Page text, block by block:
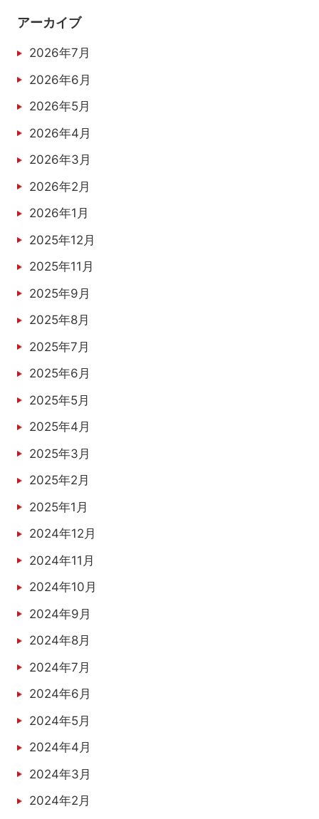
アーカイブ
2026年7月
2026年6月
2026年5月
2026年4月
2026年3月
2026年2月
2026年1月
2025年12月
2025年11月
2025年9月
2025年8月
2025年7月
2025年6月
2025年5月
2025年4月
2025年3月
2025年2月
2025年1月
2024年12月
2024年11月
2024年10月
2024年9月
2024年8月
2024年7月
2024年6月
2024年5月
2024年4月
2024年3月
2024年2月